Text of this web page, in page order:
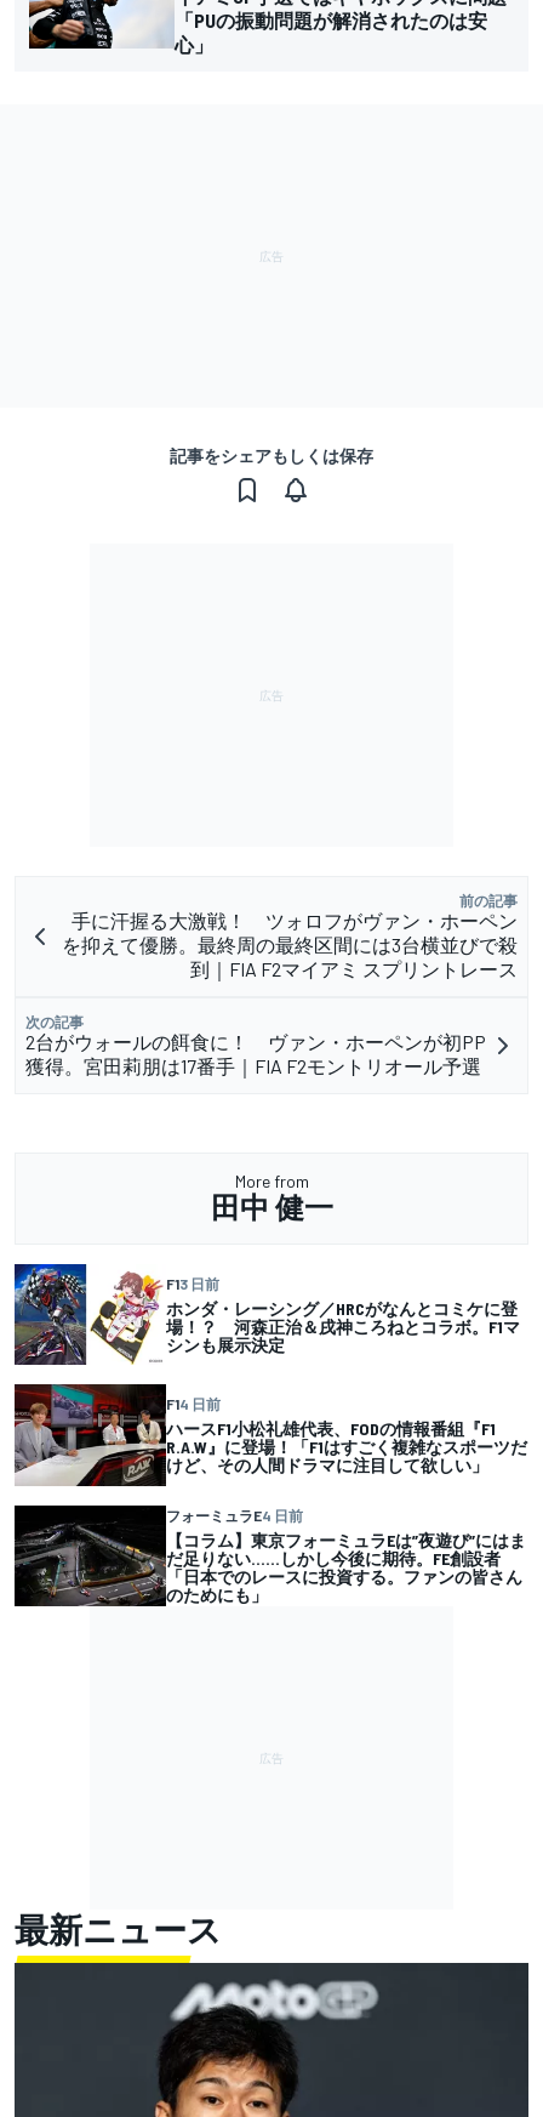
「PUの振動問題が解消されたのは安
心」
記事をシェアもしくは保存
前の記事
手に汗握る大激戦！ ツォロフがヴァン・ホーペン
を抑えて優勝。最終周の最終区間には3台横並びで殺
到｜FIA F2マイアミ スプリントレース
次の記事
2台がウォールの餌食に！ ヴァン・ホーペンが初PP
獲得。宮田莉朋は17番手｜FIA F2モントリオール予選
More from
田中 健一
F13 日前
ホンダ・レーシング／HRCがなんとコミケに登
場！？ 河森正治＆戌神ころねとコラボ。F1マ
シンも展示決定
F14 日前
ハースF1小松礼雄代表、FODの情報番組『F1
R.A.W』に登場！「F1はすごく複雑なスポーツだ
けど、その人間ドラマに注目して欲しい」
フォーミュラE4 日前
【コラム】東京フォーミュラEは”夜遊び”にはま
だ足りない……しかし今後に期待。FE創設者
「日本でのレースに投資する。ファンの皆さん
のためにも」
最新ニュース